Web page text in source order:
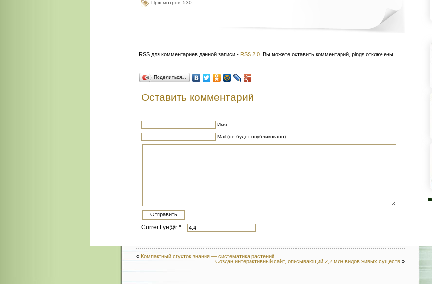
Просмотров: 530
RSS для комментариев данной записи - RSS 2.0 . Вы можете оставить комментарий, pings отключены.
Поделиться…
Оставить комментарий
Имя
Mail (не будет опубликовано)
Current ye@r *
« Компактный сгусток знания — систематика растений
Создан интерактивный сайт, описывающий 2,2 млн видов живых существ »